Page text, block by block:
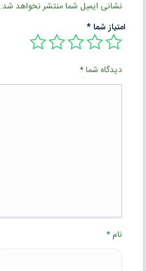
نشانی ایمیل شما منتشر نخواهد شد.
امتیاز شما*
دیدگاه شما*
نام*